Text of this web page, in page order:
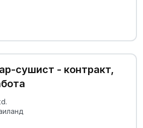
- контракт,